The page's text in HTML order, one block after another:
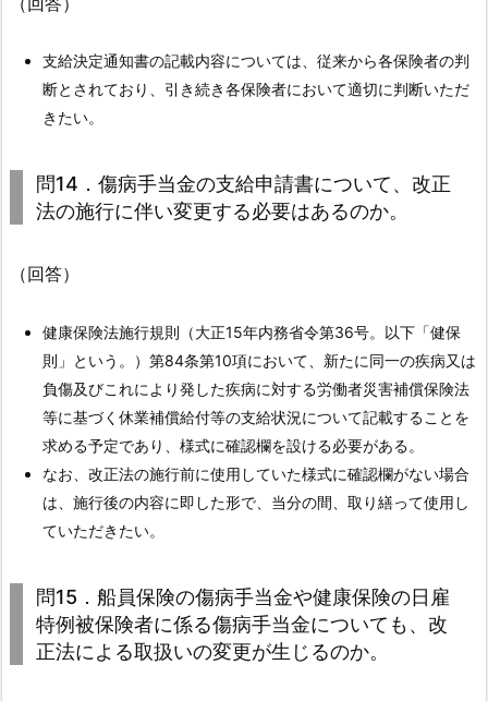
が
不
支
と
さ
合、
支
給
期
間
減
少
の
か。
支給決定通知書の記載内容については、従来から各保険者の判
断とされており、引き続き各保険者において適切に判断いただ
きたい。
問14．傷病手当金の支給申請書について、改正
法の施行に伴い変更する必要はあるのか。
（回答）
健康保険法施行規則（大正15年内務省令第36号。以下「健保
則」という。）第84条第10項において、新たに同一の疾病又は
負傷及びこれにより発した疾病に対する労働者災害補償保険法
等に基づく休業補償給付等の支給状況について記載することを
求める予定であり、様式に確認欄を設ける必要がある。
なお、改正法の施行前に使用していた様式に確認欄がない場合
は、施行後の内容に即した形で、当分の間、取り繕って使用し
ていただきたい。
問15．船員保険の傷病手当金や健康保険の日雇
特例被保険者に係る傷病手当金についても、改
正法による取扱いの変更が生じるのか。